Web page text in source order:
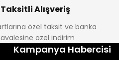
2'li Şortlu Takım
Taksitli Alışveriş
özel taksit ve banka
özel indirim
Kampanya Habercisi